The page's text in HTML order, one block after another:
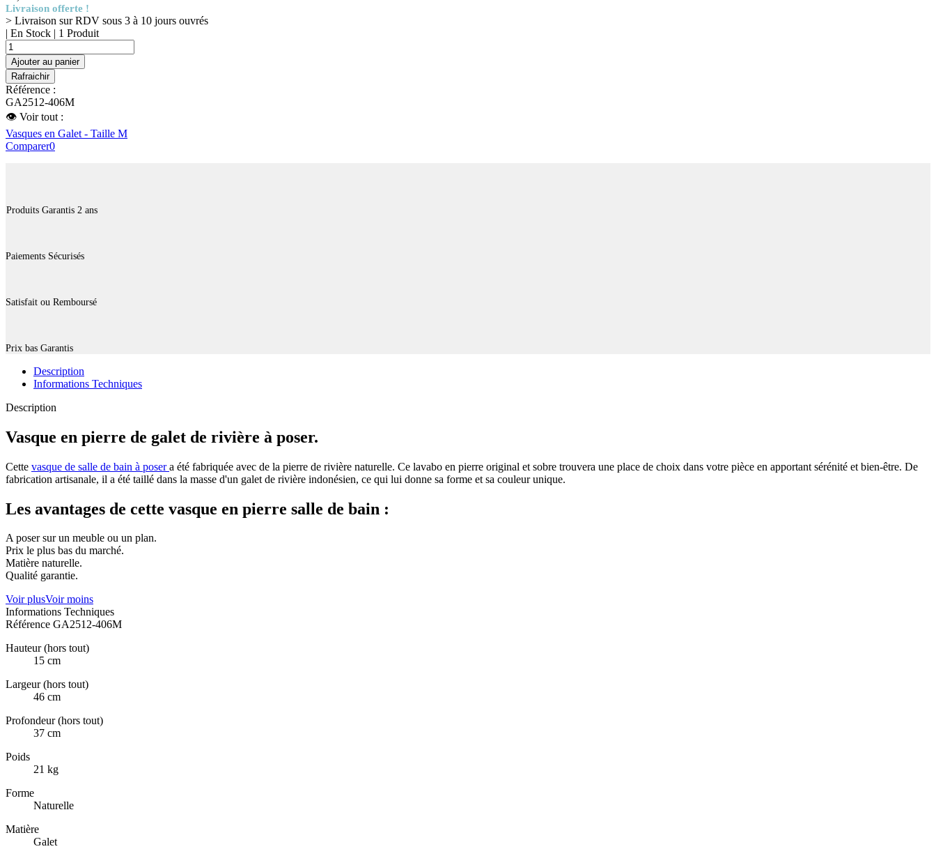
Livraison offerte !
> Livraison sur RDV sous 3 à 10 jours ouvrés
| En Stock | 1 Produit
Ajouter au panier
Référence :
GA2512-406M
👁 Voir tout :
Vasques en Galet - Taille M
Comparer0
Produits Garantis 2 ans
Paiements Sécurisés
Satisfait ou Remboursé
Prix bas Garantis
Description
Informations Techniques
Description
Vasque en pierre de galet de rivière à poser.
Cette vasque de salle de bain à posera été fabriquée avec de la pierre de rivière naturelle. Ce lavabo en pierre original et sobre trouvera une place de choix dans votre pièce en apportant sérénité et bien-être. De
fabrication artisanale, il a été taillé dans la masse d'un galet de rivière indonésien, ce qui lui donne sa forme et sa couleur unique.
Les avantages de cette vasque en pierre salle de bain :
A poser sur un meuble ou un plan.
Prix le plus bas du marché.
Matière naturelle.
Qualité garantie.
Voir plusVoir moins
Informations Techniques
Référence GA2512-406M
Hauteur (hors tout)
15 cm
Largeur (hors tout)
46 cm
Profondeur (hors tout)
37 cm
Poids
21 kg
Forme
Naturelle
Matière
Galet